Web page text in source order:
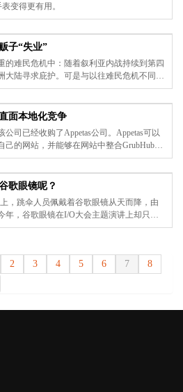
变得更有用。
子“失业”
的难民危机中：随着叙利亚内战持续到第四
大陆寻求庇护。可是与以往难民危机不同的
在逃难人群中，智能手机几乎无处不在。如
机可帮助难民做出更明智决定，同时也改变
面本地化竞争
司已经收购了Appetas公司。Appetas可以
己的网站，并能够在网站中整合GrubHub、
能和其它以食品行业为重点的服务功能，另
功能。
歌眼镜呢？
，跳伞人员佩戴着谷歌眼镜从天而降，由
年，谷歌眼镜在I/O大会主题演讲上却只字
2 3 4 5 6 7
8